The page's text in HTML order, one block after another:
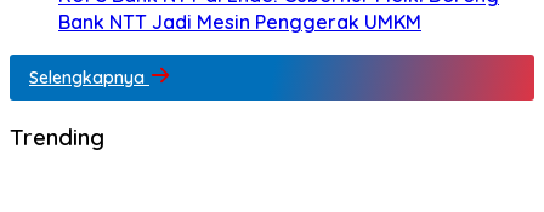
Bank NTT Jadi Mesin Penggerak UMKM
Selengkapnya
Trending